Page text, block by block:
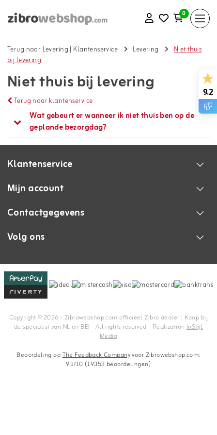
0
Terug naar Levering | Klantenservice Levering
Niet thuis
bij levering
Niet thuis bij levering
Terug naar klantenservice
Wat gebeurt er wanneer ik niet thuis ben op de
geplande bezorgdag?
Klantenservice
Mijn account
Contactgegevens
Volg ons
Copyright © 2026 - Zibrowebshop.com officieel Zibro dealer | Koop bij
de specialist van NL en BE! - All rights reserved - Realization InStijl
Media
9.2
Beoordeling opThe Feedback Companyvoor Zibrowebshop.com:
9.1/10 (19353 beoordelingen)